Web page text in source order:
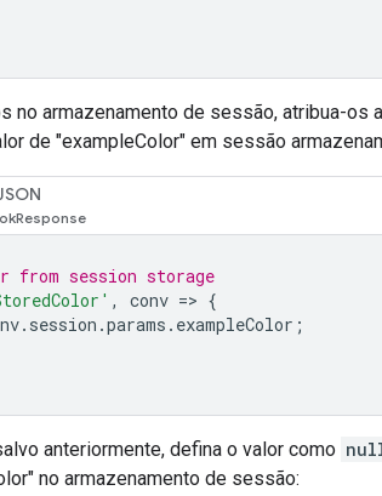
no armazenamento de sessão, atribua-os
de "exampleColor" em sessão
from session storage
, conv => {
. session .params . exampleColor ;
anteriormente, defina o valor como
no armazenamento de sessão: